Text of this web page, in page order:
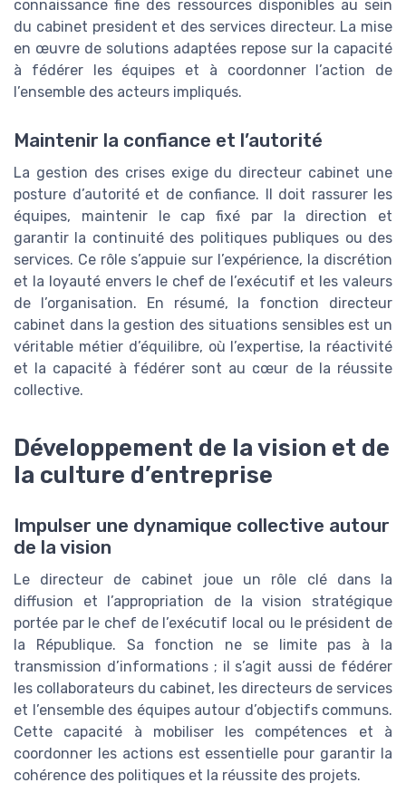
connaissance fine des ressources disponibles au sein
du cabinet president et des services directeur. La mise
en œuvre de solutions adaptées repose sur la capacité
à fédérer les équipes et à coordonner l’action de
l’ensemble des acteurs impliqués.
Maintenir la confiance et l’autorité
La gestion des crises exige du directeur cabinet une
posture d’autorité et de confiance. Il doit rassurer les
équipes, maintenir le cap fixé par la direction et
garantir la continuité des politiques publiques ou des
services. Ce rôle s’appuie sur l’expérience, la discrétion
et la loyauté envers le chef de l’exécutif et les valeurs
de l’organisation. En résumé, la fonction directeur
cabinet dans la gestion des situations sensibles est un
véritable métier d’équilibre, où l’expertise, la réactivité
et la capacité à fédérer sont au cœur de la réussite
collective.
Développement de la vision et de
la culture d’entreprise
Impulser une dynamique collective autour
de la vision
Le directeur de cabinet joue un rôle clé dans la
diffusion et l’appropriation de la vision stratégique
portée par le chef de l’exécutif local ou le président de
la République. Sa fonction ne se limite pas à la
transmission d’informations ; il s’agit aussi de fédérer
les collaborateurs du cabinet, les directeurs de services
et l’ensemble des équipes autour d’objectifs communs.
Cette capacité à mobiliser les compétences et à
coordonner les actions est essentielle pour garantir la
cohérence des politiques et la réussite des projets.